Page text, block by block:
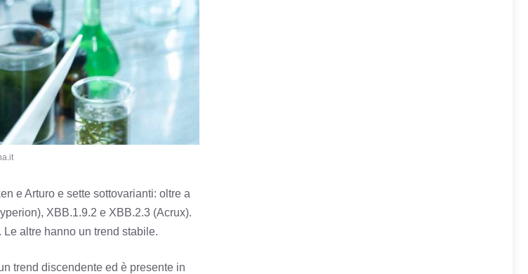
e Arturo e sette sottovarianti: oltre a
XBB.1.9.2 e XBB.2.3 (Acrux).
altre hanno un trend stabile.
trend discendente ed è presente in